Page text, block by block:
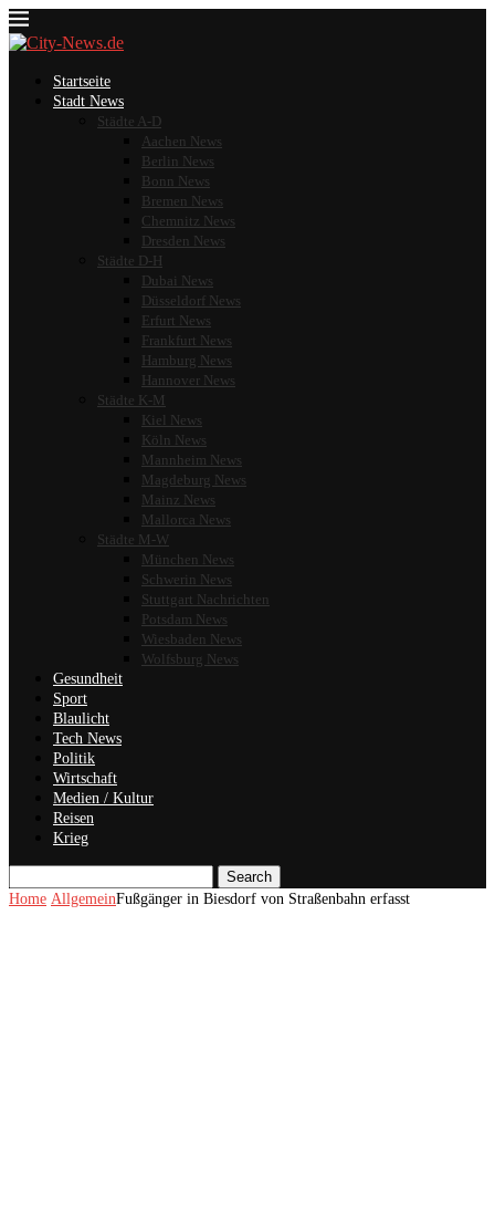
Startseite
Stadt News
Städte A-D
Aachen News
Berlin News
Bonn News
Bremen News
Chemnitz News
Dresden News
Städte D-H
Dubai News
Düsseldorf News
Erfurt News
Frankfurt News
Hamburg News
Hannover News
Städte K-M
Kiel News
Köln News
Mannheim News
Magdeburg News
Mainz News
Mallorca News
Städte M-W
München News
Schwerin News
Stuttgart Nachrichten
Potsdam News
Wiesbaden News
Wolfsburg News
Gesundheit
Sport
Blaulicht
Tech News
Politik
Wirtschaft
Medien / Kultur
Reisen
Krieg
Search
Home AllgemeinFußgänger in Biesdorf von Straßenbahn erfasst